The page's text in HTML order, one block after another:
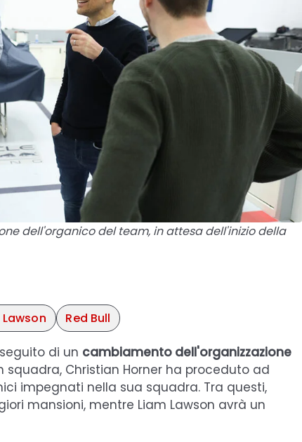
dell'organico del team, in attesa dell'inizio della
Lawson Red Bull
di un cambiamento dell'organizzazione
squadra, Christian Horner ha proceduto ad
impegnati nella sua squadra. Tra questi,
mansioni, mentre Liam Lawson avrà un